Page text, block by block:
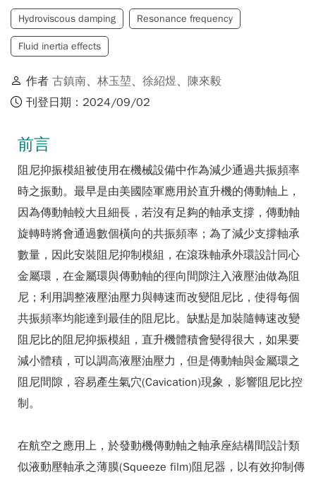
Hydroviscous damping Resonance frequency
Fluid inertia effects
作者 古鎮南、 林玉堃、 徐紹煜、 陳來毅
刊登日期：2024/09/02
前言
阻尼抑振模組被使用在機械設備中作為減少通過共振頻率
時之振動。最早是由美國陸軍應用於直升機的傳動軸上，
因為傳動軸較大且細長，若沒有足夠的軸承支撐，傳動軸
旋轉時將會通過數個橫向的共振頻率；為了減少支撐軸承
數量，因此安裝阻尼抑制模組，在滾珠軸承外環設計同心
金屬環，在金屬環與傳動軸的徑向間隙注入液壓油做為阻
尼；利用調整液壓油壓力與轉速而改變阻尼比，使得每個
共振頻率均能達到最佳的阻尼比。缺點是加裝隨轉速改變
阻尼比的阻尼抑振模組，直升機體積會變得很大，如果要
減小體積，可以調高液壓油壓力，但是傳動軸與金屬環之
阻尼間隙，容易產生氣穴(Cavication)現象，影響阻尼比控
制。
在航空之應用上，於發動機傳動軸之軸承座結構間設計類
似液動壓軸承之薄膜(Squeeze film)阻尼器，以有效抑制傳